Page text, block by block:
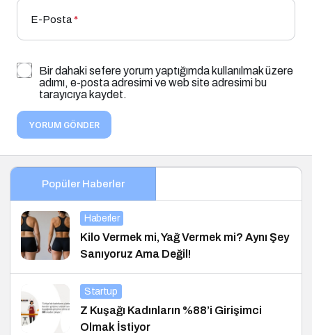
E-Posta*
Bir dahaki sefere yorum yaptığımda kullanılmak üzere
adımı, e-posta adresimi ve web site adresimi bu
tarayıcıya kaydet.
YORUM GÖNDER
Popüler Haberler
Haberler
Kilo Vermek mi, Yağ Vermek mi? Aynı Şey
Sanıyoruz Ama Değil!
Startup
Z Kuşağı Kadınların %88’i Girişimci
Olmak İstiyor